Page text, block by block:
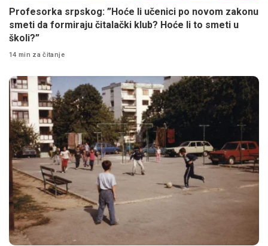
Profesorka srpskog: ”Hoće li učenici po novom zakonu
smeti da formiraju čitalački klub? Hoće li to smeti u
školi?”
14 min za čitanje